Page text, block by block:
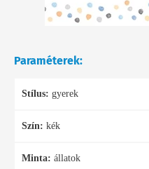
Paraméterek:
Stílus: gyerek
Szín: kék
Minta: állatok